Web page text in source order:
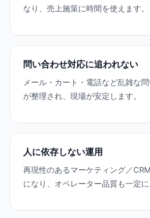
なり、売上施策に時間を使えます。
問い合わせ対応に追われない
メール・カート・電話など乱雑な
が整理され、現場が安定します。
人に依存しない運用
再現性のあるマーケティング／
になり、オペレーター品質も一定に